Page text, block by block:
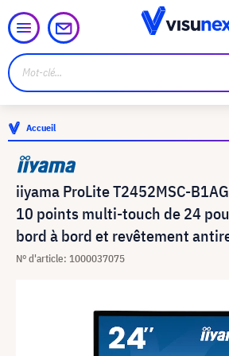
Accueil
iiyama ProLite T2452MSC-
10 points multi-touch de 24
bord à bord et revêtement
N° d'article: 1000037075